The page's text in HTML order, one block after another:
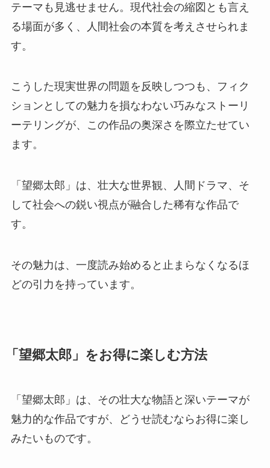
テーマも見逃せません。現代社会の縮図とも言え
る場面が多く、人間社会の本質を考えさせられま
す。
こうした現実世界の問題を反映しつつも、フィク
ションとしての魅力を損なわない巧みなストーリ
ーテリングが、この作品の奥深さを際立たせてい
ます。
「望郷太郎」は、壮大な世界観、人間ドラマ、そ
して社会への鋭い視点が融合した稀有な作品で
す。
その魅力は、一度読み始めると止まらなくなるほ
どの引力を持っています。
「望郷太郎」をお得に楽しむ方法
「望郷太郎」は、その壮大な物語と深いテーマが
魅力的な作品ですが、どうせ読むならお得に楽し
みたいものです。